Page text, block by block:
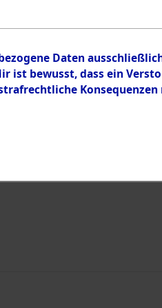
Daten
bewusst, dass ein
Konsequenzen